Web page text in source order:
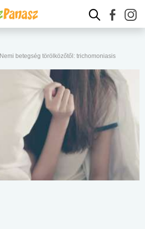
Nemi betegség törölközőtől: trichomoniasis